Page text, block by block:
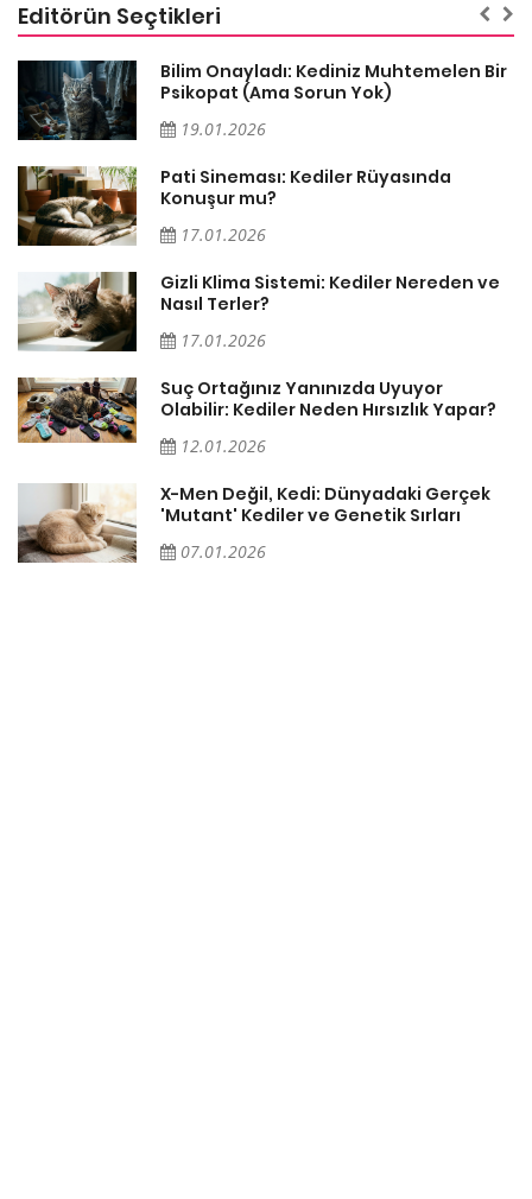
Editörün Seçtikleri
Bilim Onayladı: Kediniz Muhtemelen Bir
Psikopat (Ama Sorun Yok)
19.01.2026
Pati Sineması: Kediler Rüyasında
Konuşur mu?
17.01.2026
Gizli Klima Sistemi: Kediler Nereden ve
Nasıl Terler?
17.01.2026
Suç Ortağınız Yanınızda Uyuyor
Olabilir: Kediler Neden Hırsızlık Yapar?
12.01.2026
X-Men Değil, Kedi: Dünyadaki Gerçek
'Mutant' Kediler ve Genetik Sırları
07.01.2026